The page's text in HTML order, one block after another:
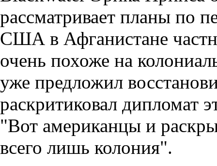
рассматривает планы по
США в Афганистане
очень похоже на
уже предложил
раскритиковал
"Вот американцы и
всего лишь колония".